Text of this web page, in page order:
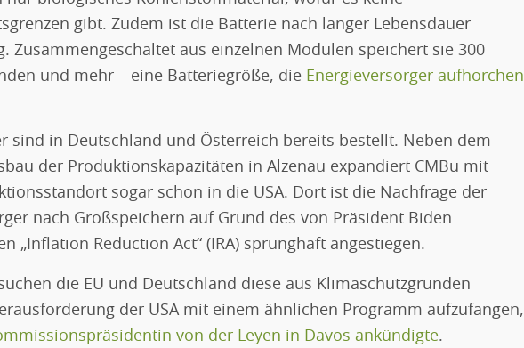
gibt. Zudem ist die Batterie nach langer Lebensdauer
Zusammengeschaltet aus einzelnen Modulen speichert sie 300
und mehr – eine Batteriegröße, die Energieversorger aufhorchen
sind in Deutschland und Österreich bereits bestellt. Neben dem
der Produktionskapazitäten in Alzenau expandiert CMBu mit
sogar schon in die USA. Dort ist die Nachfrage der
nach Großspeichern auf Grund des von Präsident Biden
„Inflation Reduction Act“ (IRA) sprunghaft angestiegen.
die EU und Deutschland diese aus Klimaschutzgründen
der USA mit einem ähnlichen Programm aufzufangen,
von der Leyen in Davos ankündigte.